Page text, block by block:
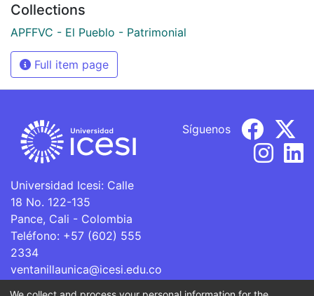
Collections
APFFVC - El Pueblo - Patrimonial
Full item page
Universidad Icesi: Calle
18 No. 122-135
Pance, Cali - Colombia
Teléfono: +57 (602) 555
2334
ventanillaunica@icesi.edu.co
Síguenos